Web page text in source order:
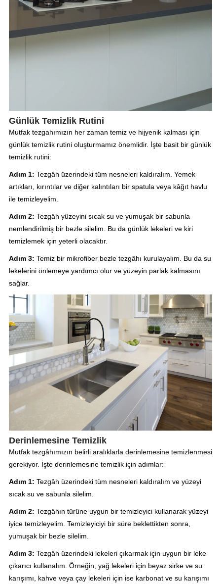
Günlük Temizlik Rutini
Mutfak tezgahımızın her zaman temiz ve hijyenik kalması için
günlük temizlik rutini oluşturmamız önemlidir. İşte basit bir günlük
temizlik rutini:
Adım 1: Tezgâh üzerindeki tüm nesneleri kaldıralım. Yemek
artıkları, kırıntılar ve diğer kalıntıları bir spatula veya kâğıt havlu
ile temizleyelim.
Adım 2: Tezgâh yüzeyini sıcak su ve yumuşak bir sabunla
nemlendirilmiş bir bezle silelim. Bu da günlük lekeleri ve kiri
temizlemek için yeterli olacaktır.
Adım 3: Temiz bir mikrofiber bezle tezgâhı kurulayalım. Bu da su
lekelerini önlemeye yardımcı olur ve yüzeyin parlak kalmasını
sağlar.
Derinlemesine Temizlik
Mutfak tezgâhımızın belirli aralıklarla derinlemesine temizlenmesi
gerekiyor. İşte derinlemesine temizlik için adımlar:
Adım 1: Tezgâh üzerindeki tüm nesneleri kaldıralım ve yüzeyi
sıcak su ve sabunla silelim.
Adım 2: Tezgâhın türüne uygun bir temizleyici kullanarak yüzeyi
iyice temizleyelim. Temizleyiciyi bir süre beklettikten sonra,
yumuşak bir bezle silelim.
Adım 3: Tezgâh üzerindeki lekeleri çıkarmak için uygun bir leke
çıkarıcı kullanalım. Örneğin, yağ lekeleri için beyaz sirke ve su
karışımı, kahve veya çay lekeleri için ise karbonat ve su karışımı